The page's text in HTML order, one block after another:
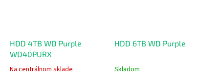
HDD 4TB WD Purple
WD40PURX
Na centrálnom sklade
HDD 6TB WD Purple
Skladom